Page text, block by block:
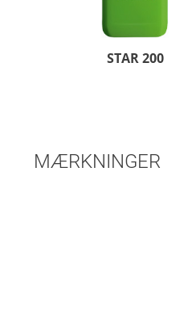
STAR 200
MÆRKNINGER